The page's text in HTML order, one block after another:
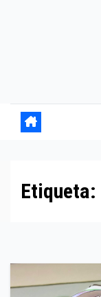
Etiqueta: